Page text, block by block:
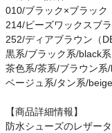
スタッフコーディネート
スタッフブログ
010/ブラック×ブラック
214/ビーズワックスブ
252/ディアブラウン（
黒系/ブラック系/black系
茶色系/茶系/ブラウン系
ベージュ系/タン系/
【商品詳細情報】
防水シューズのレザー